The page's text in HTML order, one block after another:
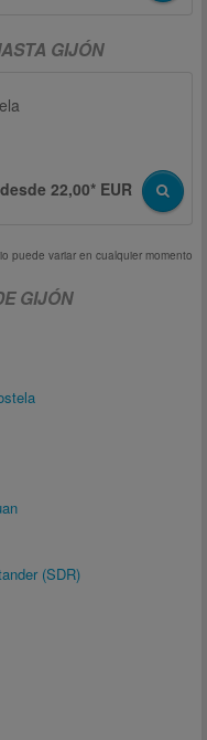
GIJÓN
desde 22,00* EUR
puede variar en cualquier momento
GIJÓN
(SDR)